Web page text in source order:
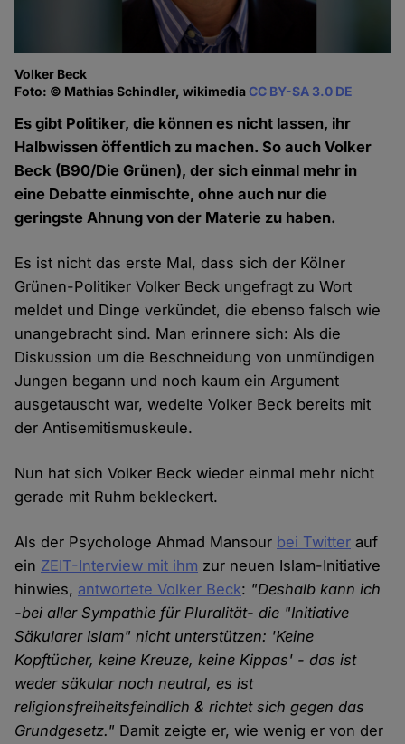
Volker Beck
Foto: © Mathias Schindler, wikimediaCC BY-SA 3.0 DE
Es gibt Politiker, die können es nicht lassen, ihr
Halbwissen öffentlich zu machen. So auch Volker
Beck (B90/Die Grünen), der sich einmal mehr in
eine Debatte einmischte, ohne auch nur die
geringste Ahnung von der Materie zu haben.
Es ist nicht das erste Mal, dass sich der Kölner
Grünen-Politiker Volker Beck ungefragt zu Wort
meldet und Dinge verkündet, die ebenso falsch wie
unangebracht sind. Man erinnere sich: Als die
Diskussion um die Beschneidung von unmündigen
Jungen begann und noch kaum ein Argument
ausgetauscht war, wedelte Volker Beck bereits mit
der Antisemitismuskeule.
Nun hat sich Volker Beck wieder einmal mehr nicht
gerade mit Ruhm bekleckert.
Als der Psychologe Ahmad Mansour bei Twitter auf
ein ZEIT-Interview mit ihm zur neuen Islam-Initiative
hinwies, antwortete Volker Beck: "Deshalb kann ich
-bei aller Sympathie für Pluralität- die "Initiative
Säkularer Islam" nicht unterstützen: 'Keine
Kopftücher, keine Kreuze, keine Kippas' - das ist
weder säkular noch neutral, es ist
religionsfreiheitsfeindlich & richtet sich gegen das
Grundgesetz." Damit zeigte er, wie wenig er von der